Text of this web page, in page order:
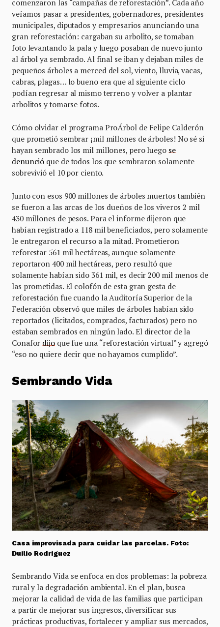
comenzaron las “campañas de reforestación”. Cada año
veíamos pasar a presidentes, gobernadores, presidentes
municipales, diputados y empresarios anunciando una
gran reforestación: cargaban su arbolito, se tomaban
foto levantando la pala y luego posaban de nuevo junto
al árbol ya sembrado. Al final se iban y dejaban miles de
pequeños árboles a merced del sol, viento, lluvia, vacas,
cabras, plagas… lo bueno era que al siguiente ciclo
podían regresar al mismo terreno y volver a plantar
arbolitos y tomarse fotos.
Cómo olvidar el programa ProÁrbol de Felipe Calderón
que prometió sembrar ¡mil millones de árboles! No sé si
hayan sembrado los mil millones, pero luego se
denunció que de todos los que sembraron solamente
sobrevivió el 10 por ciento.
Junto con esos 900 millones de árboles muertos también
se fueron a las arcas de los dueños de los viveros 2 mil
430 millones de pesos. Para el informe dijeron que
habían registrado a 118 mil beneficiados, pero solamente
le entregaron el recurso a la mitad. Prometieron
reforestar 561 mil hectáreas, aunque solamente
reportaron 400 mil hectáreas, pero resultó que
solamente habían sido 361 mil, es decir 200 mil menos de
las prometidas. El colofón de esta gran gesta de
reforestación fue cuando la Auditoría Superior de la
Federación observó que miles de árboles habían sido
reportados (licitados, comprados, facturados) pero no
estaban sembrados en ningún lado. El director de la
Conafor dijoque fue una “reforestación virtual” y agregó
“eso no quiere decir que no hayamos cumplido”.
Sembrando Vida
Casa improvisada para cuidar las parcelas. Foto:
Duilio Rodríguez
Sembrando Vida se enfoca en dos problemas: la pobreza
rural y la degradación ambiental. En el plan, busca
mejorar la calidad de vida de las familias que participan
a partir de mejorar sus ingresos, diversificar sus
prácticas productivas, fortalecer y ampliar sus mercados,